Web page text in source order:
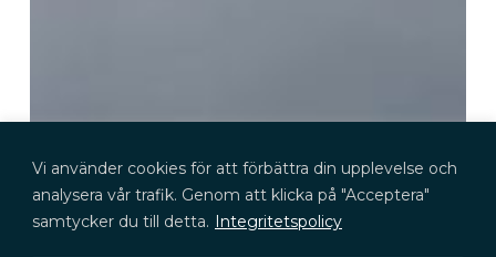
Vi använder cookies för att förbättra din upplevelse och
analysera vår trafik. Genom att klicka på "Acceptera"
samtycker du till detta. Integritetspolicy